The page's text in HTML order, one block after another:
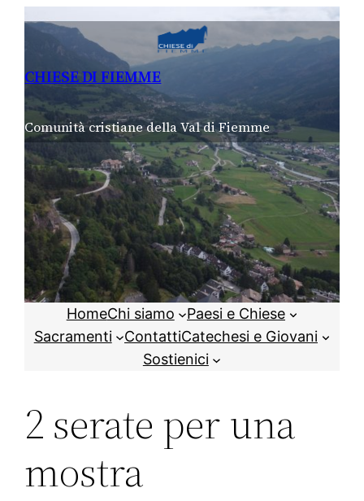
CHIESE DI FIEMME
Comunità cristiane della Val di Fiemme
HomeChi siamo
Paesi e Chiese
Sacramenti
ContattiCatechesi e Giovani
Sostienici
2 serate per una
mostra